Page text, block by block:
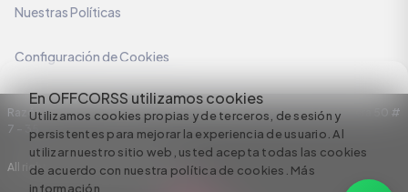
En OFFCORSS utilizamos cookies
Utilizamos cookies propias y de terceros, de sesión y
persistentes para mejorar la experiencia de usuario. Al
utilizar nuestro sitio web, usted acepta todas las cookies
de acuerdo con nuestra política de cookies. Más
información
Nuestras Políticas
Configuración de Cookies
Razón Social: C.I HERMECO S.A. NIT: 890924167-6 Dirección: Carrera 50 #
7 – 35
All rights reserved empowered by